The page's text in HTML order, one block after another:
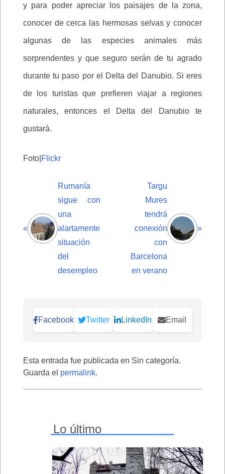
y para poder apreciar los paisajes de la zona,
conocer de cerca las hermosas selvas y conocer
algunas de las especies animales más
sorprendentes y que seguro serán de tu agrado
durante tu paso por el Delta del Danubio. Si eres
de los turistas que prefieren viajar a regiones
naturales, entonces el Delta del Danubio te
gustará.
Foto| Flickr
«
Rumanía
sigue con
una
alartamente
situación
del
desempleo
Targu
Mures
tendrá
conexión
con
Barcelona
en verano
»
Facebook Twitter LinkedIn Email
Esta entrada fue publicada en Sin categoría.
Guarda el permalink.
Lo último